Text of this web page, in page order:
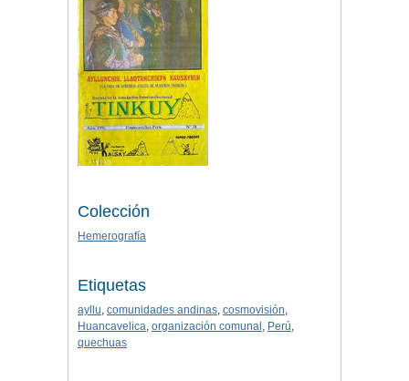
Colección
Hemerografía
Etiquetas
ayllu, comunidades andinas, cosmovisión,
Huancavelica, organización comunal , Perú,
quechuas